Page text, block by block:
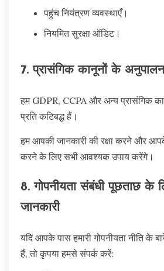
पहुंच नियंत्रण व्यवस्थाएँ।
नियमित सुरक्षा ऑडिट।
7. प्रासंगिक कानूनों के अनुपालन
हम GDPR, CCPA और अन्य प्रासंगिक
प्रति कटिबद्ध हैं।
हम आपकी जानकारी की रक्षा करने और
करने के लिए सभी आवश्यक उपाय करेंगे।
8. गोपनीयता संबंधी पूछताछ के
जानकारी
यदि आपके पास हमारी गोपनीयता नीति के
हैं, तो कृपया हमसे संपर्क करें: